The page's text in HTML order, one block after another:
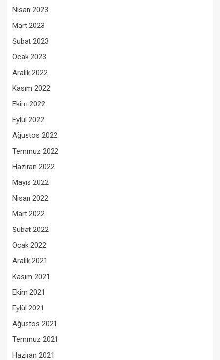
Nisan 2023
Mart 2023
Şubat 2023
Ocak 2023
Aralık 2022
Kasım 2022
Ekim 2022
Eylül 2022
Ağustos 2022
Temmuz 2022
Haziran 2022
Mayıs 2022
Nisan 2022
Mart 2022
Şubat 2022
Ocak 2022
Aralık 2021
Kasım 2021
Ekim 2021
Eylül 2021
Ağustos 2021
Temmuz 2021
Haziran 2021